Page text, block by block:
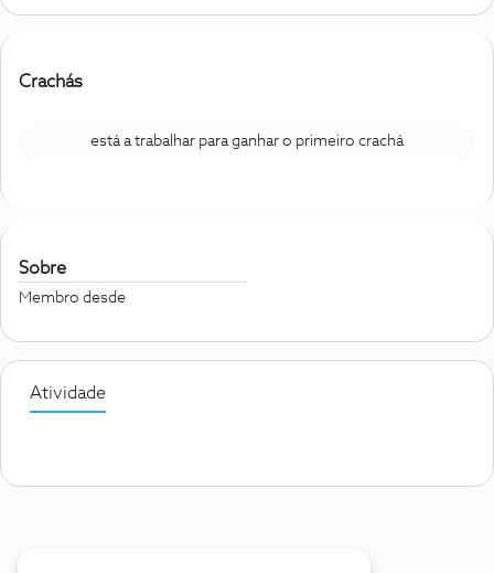
Crachás
está a trabalhar para ganhar o primeiro crachá
Sobre
Membro desde
Atividade